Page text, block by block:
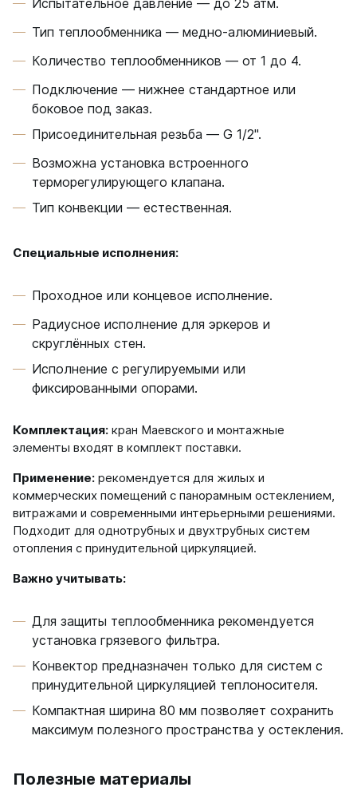
Испытательное давление — до 25 атм.
Тип теплообменника — медно-алюминиевый.
Количество теплообменников — от 1 до 4.
Подключение — нижнее стандартное или
боковое под заказ.
Присоединительная резьба — G 1/2".
Возможна установка встроенного
терморегулирующего клапана.
Тип конвекции — естественная.
Специальные исполнения:
Проходное или концевое исполнение.
Радиусное исполнение для эркеров и
скруглённых стен.
Исполнение с регулируемыми или
фиксированными опорами.
Комплектация: кран Маевского и монтажные
элементы входят в комплект поставки.
Применение: рекомендуется для жилых и
коммерческих помещений с панорамным остеклением,
витражами и современными интерьерными решениями.
Подходит для однотрубных и двухтрубных систем
отопления с принудительной циркуляцией.
Важно учитывать:
Для защиты теплообменника рекомендуется
установка грязевого фильтра.
Конвектор предназначен только для систем с
принудительной циркуляцией теплоносителя.
Компактная ширина 80 мм позволяет сохранить
максимум полезного пространства у остекления.
Полезные материалы